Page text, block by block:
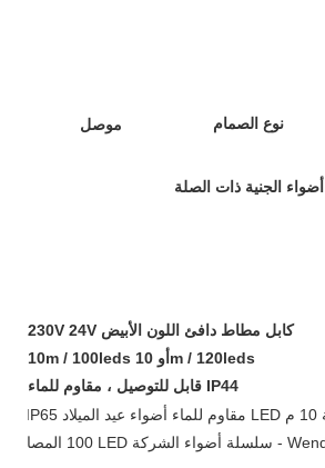
موصل نوع الصمام
أضواء الجنية ذات الصلة
230V 24V كابل مطاط دافئ اللون الأبيض
10m / 100leds أو 10m / 120leds
قابل للتوصيل ، مقاوم للماء IP44